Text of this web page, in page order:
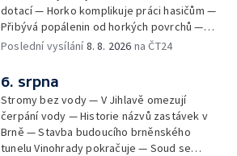
dotací — Horko komplikuje práci hasičům —
Přibývá popálenin od horkých povrchů —
Začíná prodej burčáku — Vedra komplikují
Poslední vysílání8. 8. 2026 na ČT24
6. srpna
Stromy bez vody — V Jihlavě omezují
čerpání vody — Historie názvů zastávek v
Brně — Stavba budoucího brněnského
tunelu Vinohrady pokračuje — Soud se